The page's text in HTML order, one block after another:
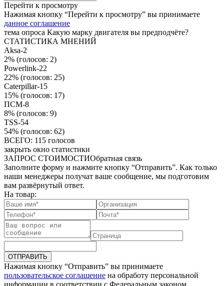
Перейти к просмотру
Нажимая кнопку “Перейти к просмотру” вы принимаете
данное соглашение
тема опроса Какую марку двигателя вы предподчёте?
СТАТИСТИКА МНЕНИЙ
Aksa-2
2% (голосов: 2)
Powerlink-22
22% (голосов: 25)
Caterpillar-15
15% (голосов: 17)
ПСМ-8
8% (голосов: 9)
TSS-54
54% (голосов: 62)
ВСЕГО: 115 голосов
закрыть окно статистики
ЗАПРОС СТОИМОСТИОбратная связь
Заполните форму и нажмите кнопку “Отправить”. Как только
наши менеджеры получат ваше сообщение, мы подготовим
вам развёрнутый ответ.
На товар:
ОТПРАВИТЬ
Нажимая кнопку “Отправить” вы принимаете
пользовательское соглашение на обработу персональной
информации в соответствии с Федеральным законом